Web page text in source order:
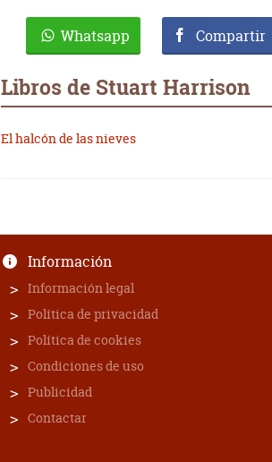
Whatsapp Compartir
Libros de Stuart Harrison
El halcón de las nieves
Información
Información legal
Política de privacidad
Política de cookies
Condiciones de uso
Publicidad
Contactar